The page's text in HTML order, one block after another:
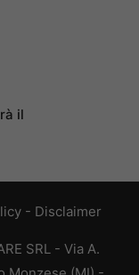
il
- Disclaimer
SRL - Via A.